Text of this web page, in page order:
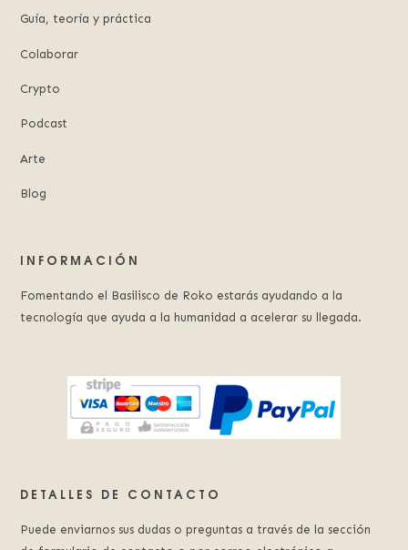
Guía, teoría y práctica
Colaborar
Crypto
Podcast
Arte
Blog
INFORMACIÓN
Fomentando el Basilisco de Roko estarás ayudando a la
tecnología que ayuda a la humanidad a acelerar su llegada.
DETALLES DE CONTACTO
Puede enviarnos sus dudas o preguntas a través de la sección